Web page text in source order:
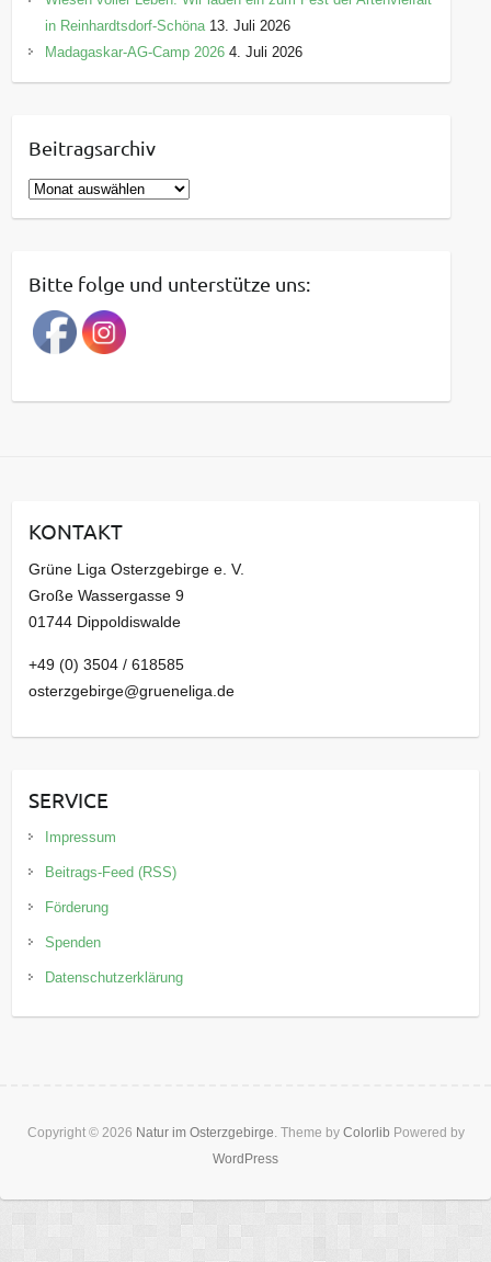
in Reinhardtsdorf-Schöna 13. Juli 2026
Madagaskar-AG-Camp 2026 4. Juli 2026
Beitragsarchiv
B
e
r
a
g
a
v
Bitte folge und unterstütze uns:
KONTAKT
Grüne Liga Osterzgebirge e. V.
Große Wassergasse 9
01744 Dippoldiswalde
+49 (0) 3504 / 618585
osterzgebirge@grueneliga.de
SERVICE
Impressum
Beitrags-Feed (RSS)
Förderung
Spenden
Datenschutzerklärung
Copyright © 2026 Natur im Osterzgebirge. Theme by Colorlib Powered by
WordPress